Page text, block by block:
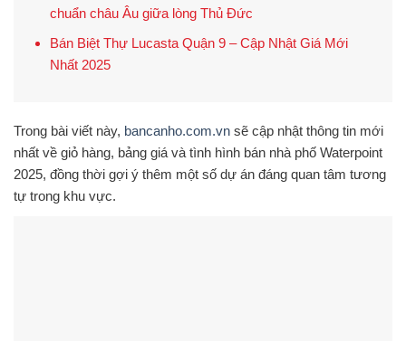
chuẩn châu Âu giữa lòng Thủ Đức
Bán Biệt Thự Lucasta Quận 9 – Cập Nhật Giá Mới
Nhất 2025
Trong bài viết này, bancanho.com.vn sẽ cập nhật thông tin mới
nhất về giỏ hàng, bảng giá và tình hình bán nhà phố Waterpoint
2025, đồng thời gợi ý thêm một số dự án đáng quan tâm tương
tự trong khu vực.